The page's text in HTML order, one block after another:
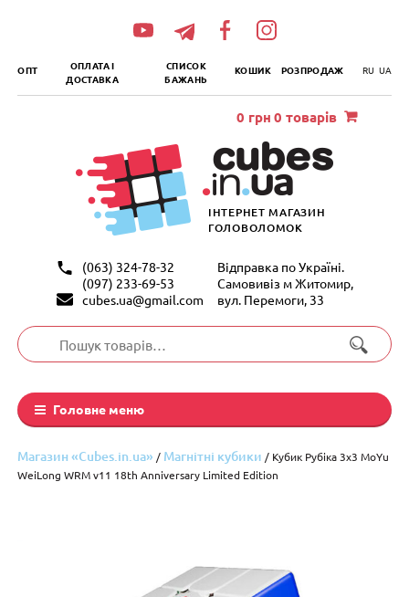
ОПТ
ОПЛАТА І
ДОСТАВКА
СПИСОК
БАЖАНЬ
КОШИК РОЗПРОДАЖ RU UA
ІНТЕРНЕТ МАГАЗИН
ГОЛОВОЛОМОК
(063) 324-78-32
(097) 233-69-53
cubes.ua@gmail.com
Відправка по Україні.
Самовивіз м Житомир,
вул. Перемоги, 33
Шукати:
Головне меню
0 грн 0 товарів
Магазин «Cubes.in.ua» / Магнітні кубики / Кубик Рубіка 3х3 MoYu
WeiLong WRM v11 18th Anniversary Limited Edition